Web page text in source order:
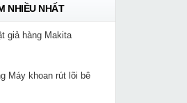
NHIỀU NHẤT
giả hàng Makita
Máy khoan rút lõi bê